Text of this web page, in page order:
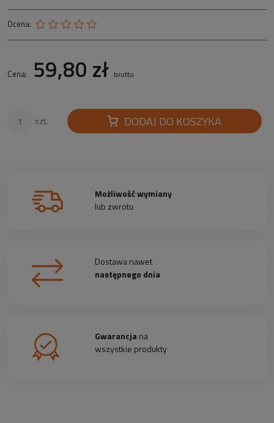
Ocena:
Cena: 59,80 zł brutto
szt. DODAJ DO KOSZYKA
Możliwość wymiany
lub zwrotu
Dostawa nawet
następnego dnia
Gwarancjana
wszystkie produkty